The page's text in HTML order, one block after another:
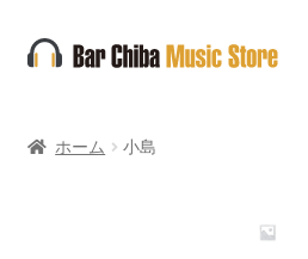
ナ
ビ
ー
コ
ン
ン
ホーム 小島